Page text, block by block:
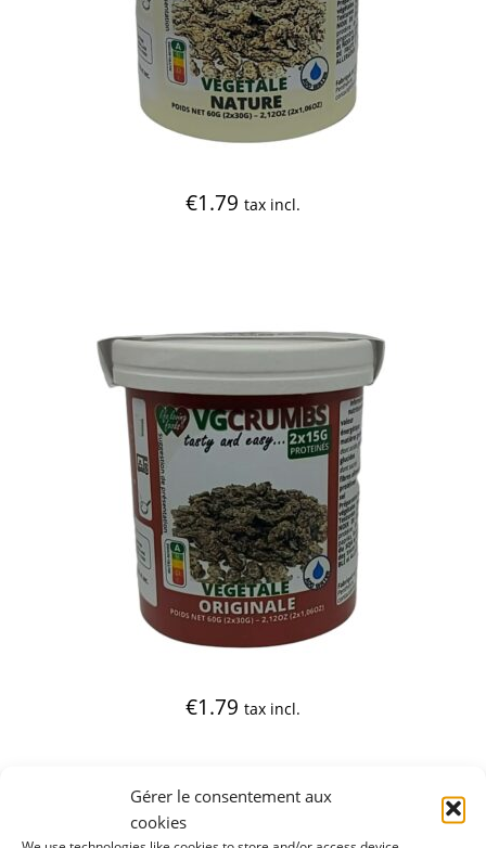
Gérer le consentement aux
cookies
€1.79 tax incl.
€1.79 tax incl.